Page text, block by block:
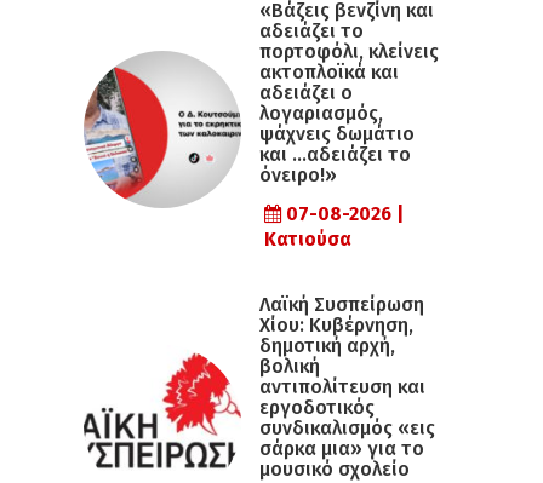
«Βάζεις βενζίνη και
αδειάζει το
πορτοφόλι, κλείνεις
ακτοπλοϊκά και
αδειάζει ο
λογαριασμός,
ψάχνεις δωμάτιο
και …αδειάζει το
όνειρο!»
07-08-2026 |
Κατιούσα
Λαϊκή Συσπείρωση
Χίου: Κυβέρνηση,
δημοτική αρχή,
βολική
αντιπολίτευση και
εργοδοτικός
συνδικαλισμός «εις
σάρκα μια» για το
μουσικό σχολείο